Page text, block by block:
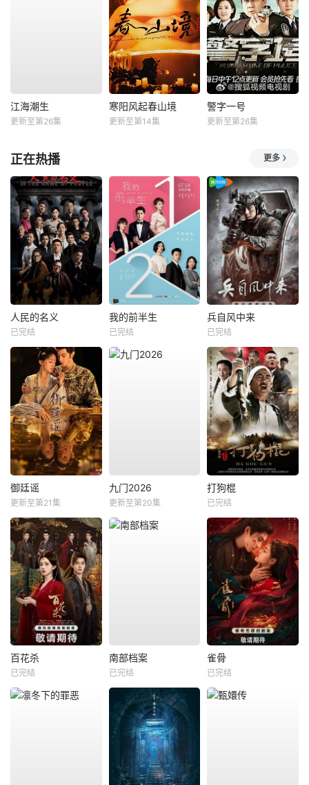
江海潮生
更新至第26集
寒阳风起春山境
更新至第14集
警字一号
更新至第26集
正在热播 更多
人民的名义
已完结
我的前半生
已完结
兵自风中来
已完结
御廷谣
更新至第21集
九门2026
更新至第20集
打狗棍
已完结
百花杀
已完结
南部档案
已完结
雀骨
已完结